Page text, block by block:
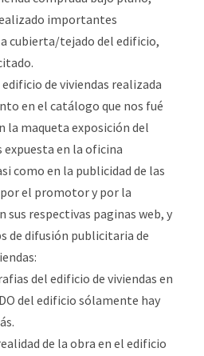
importantes
cubierta/tejado del edificio,
de viviendas realizada
en el catálogo que nos fué
la maqueta exposición del
expuesta en la oficina
como en la publicidad de las
el promotor y por la
sus respectivas paginas web, y
de difusión publicitaria de
del edificio de viviendas en
del edificio sólamente hay
de la obra en el edificio